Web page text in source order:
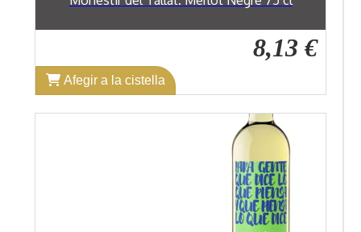
8,13 €
Afegir a la cistella